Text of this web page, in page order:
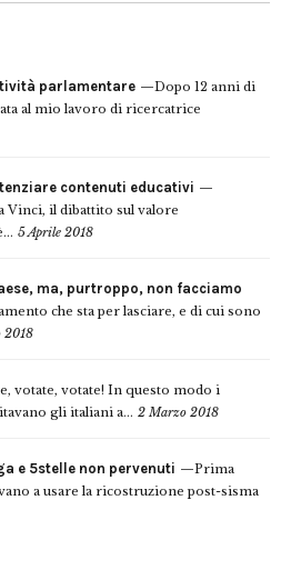
parlamentare
Dopo 12 anni di
al mio lavoro di ricercatrice
contenuti educativi
Vinci, il dibattito sul valore
5 Aprile 2018
ma, purtroppo, non facciamo
che sta per lasciare, e di cui sono
2018
votate, votate! In questo modo i
gli italiani a... 2 Marzo 2018
e 5stelle non pervenuti
Prima
a usare la ricostruzione post-sisma